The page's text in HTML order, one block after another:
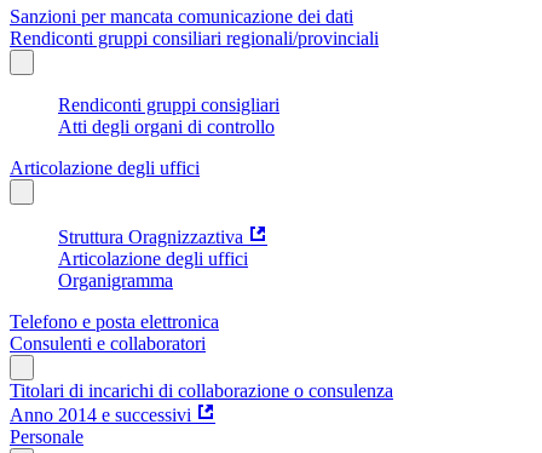
Sanzioni per mancata comunicazione dei dati
Rendiconti gruppi consiliari regionali/provinciali
Rendiconti gruppi consigliari
Atti degli organi di controllo
Articolazione degli uffici
Struttura Oragnizzaztiva
Articolazione degli uffici
Organigramma
Telefono e posta elettronica
Consulenti e collaboratori
Titolari di incarichi di collaborazione o consulenza
Anno 2014 e successivi
Personale